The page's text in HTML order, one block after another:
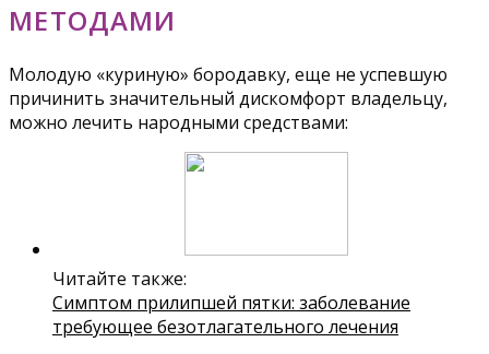
МЕТОДАМИ
Молодую «куриную» бородавку, еще не успевшую
причинить значительный дискомфорт владельцу,
можно лечить народными средствами:
Читайте также:
Симптом прилипшей пятки: заболевание
требующее безотлагательного лечения